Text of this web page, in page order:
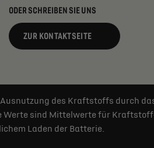
ODER SCHREIBEN SIE UNS
ZUR KONTAKTSEITE
des Kraftstoffs durch
sind Mittelwerte für
Laden der Batterie.